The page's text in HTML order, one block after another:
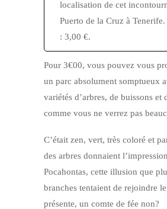
localisation de cet
Puerto de la Cruz à Tenerife.
: 3,00 €.
Pour 3€00, vous pouvez vous
un parc absolument somptueux
variétés d’arbres, de buissons et
comme vous ne verrez pas
C’était zen, vert, très coloré et
des arbres donnaient
Pocahontas, cette illusion que
branches tentaient de rejoindre
présente, un comte de fée non?